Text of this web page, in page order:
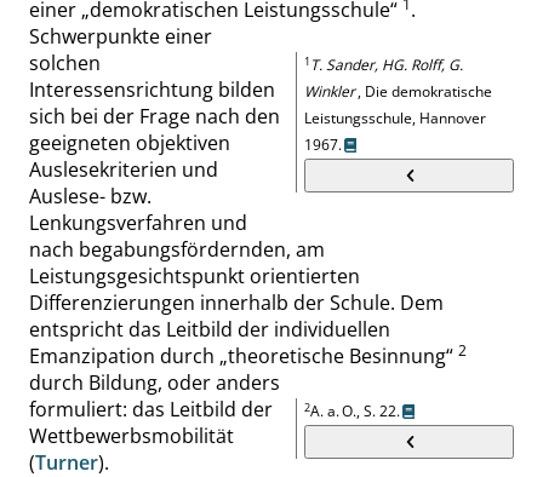
einer „demokratischen Leistungsschule“ 1
1 T. Sander, HG. Rolff, G.
Winkler,Die demokratische
Leistungsschule, Hannover
1967.
.
Schwerpunkte einer
solchen
Interessensrichtung bilden
sich bei der Frage nach den
geeigneten objektiven
Auslesekriterien und
Auslese- bzw.
Lenkungsverfahren und
nach begabungsfördernden, am
Leistungsgesichtspunkt orientierten
Differenzierungen innerhalb der Schule. Dem
entspricht das Leitbild der individuellen
Emanzipation durch „theoretische Besinnung“ 2
2A. a. O.,S.22.
durch Bildung, oder anders
formuliert: das Leitbild der
Wettbewerbsmobilität
(Turner).